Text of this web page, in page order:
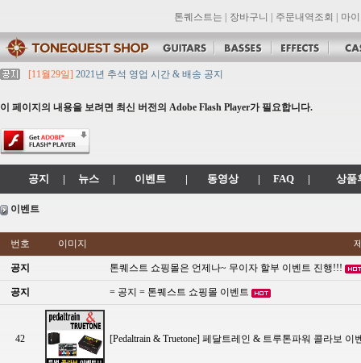
톤퀘스트는 장바구니 주문내역조회 마
[11월29일] 2021년 추석 영업 시간 & 배송 공지
[11월29일]2021년 설 영업 시간 & 배송 공지
[11월29일]
톤퀘스트 10월 휴무일 안내입니다.
이 페이지의 내용을 보려면 최신 버전의 Adobe Flash Player가 필요합니다.
공지 | 뉴스 | 이벤트 | 동영상 | FAQ | 상품
이벤트
번호 이미지
공지 톤퀘스트 쇼핑몰은 언제나~ 무이자 할부 이벤트 진행!!!
공지 = 공지 = 톤퀘스트 쇼핑몰 이벤트
42 [Pedaltrain & Truetone] 페달트레인 & 트루톤파워 콜라보